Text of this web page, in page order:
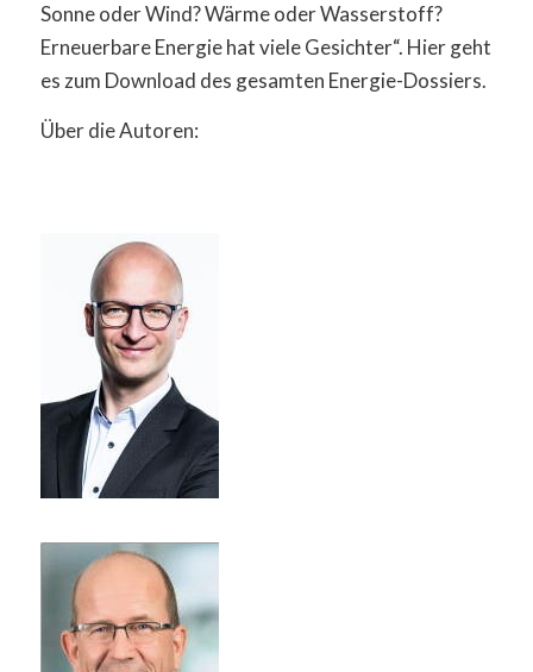
Sonne oder Wind? Wärme oder Wasserstoff?
Erneuerbare Energie hat viele Gesichter“. Hier geht
es zum Download des gesamten Energie-Dossiers.
Über die Autoren: